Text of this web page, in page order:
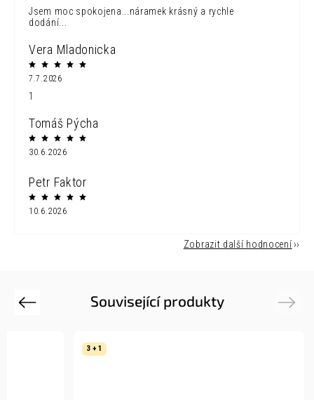
Jsem moc spokojena...náramek krásný a rychle
dodání...
Vera Mladonicka
7.7.2026
1
Tomáš Pýcha
30.6.2026
Petr Faktor
10.6.2026
Zobrazit další hodnocení
Související produkty
Previous
3 + 1
Next